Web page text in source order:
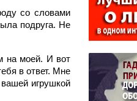
со словами
подруга. Не
на моей. И вот
в ответ. Мне
игрушкой